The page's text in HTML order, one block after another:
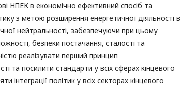
НПЕК в економічно ефективний спосіб та
з метою розширення енергетичної діяльності в
нейтральності, забезпечуючи при цьому
безпеки постачання, сталості та
реалізувати перший принцип
та посилити стандарти у всіх сферах кінцевого
інтеграції політик у всіх секторах кінцевого